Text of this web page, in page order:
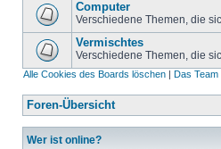
Computer
Verschiedene Themen, die
Vermischtes
Verschiedene Themen, die
Alle Cookies des Boards löschen | Das Team
Foren-Übersicht
Wer ist online?